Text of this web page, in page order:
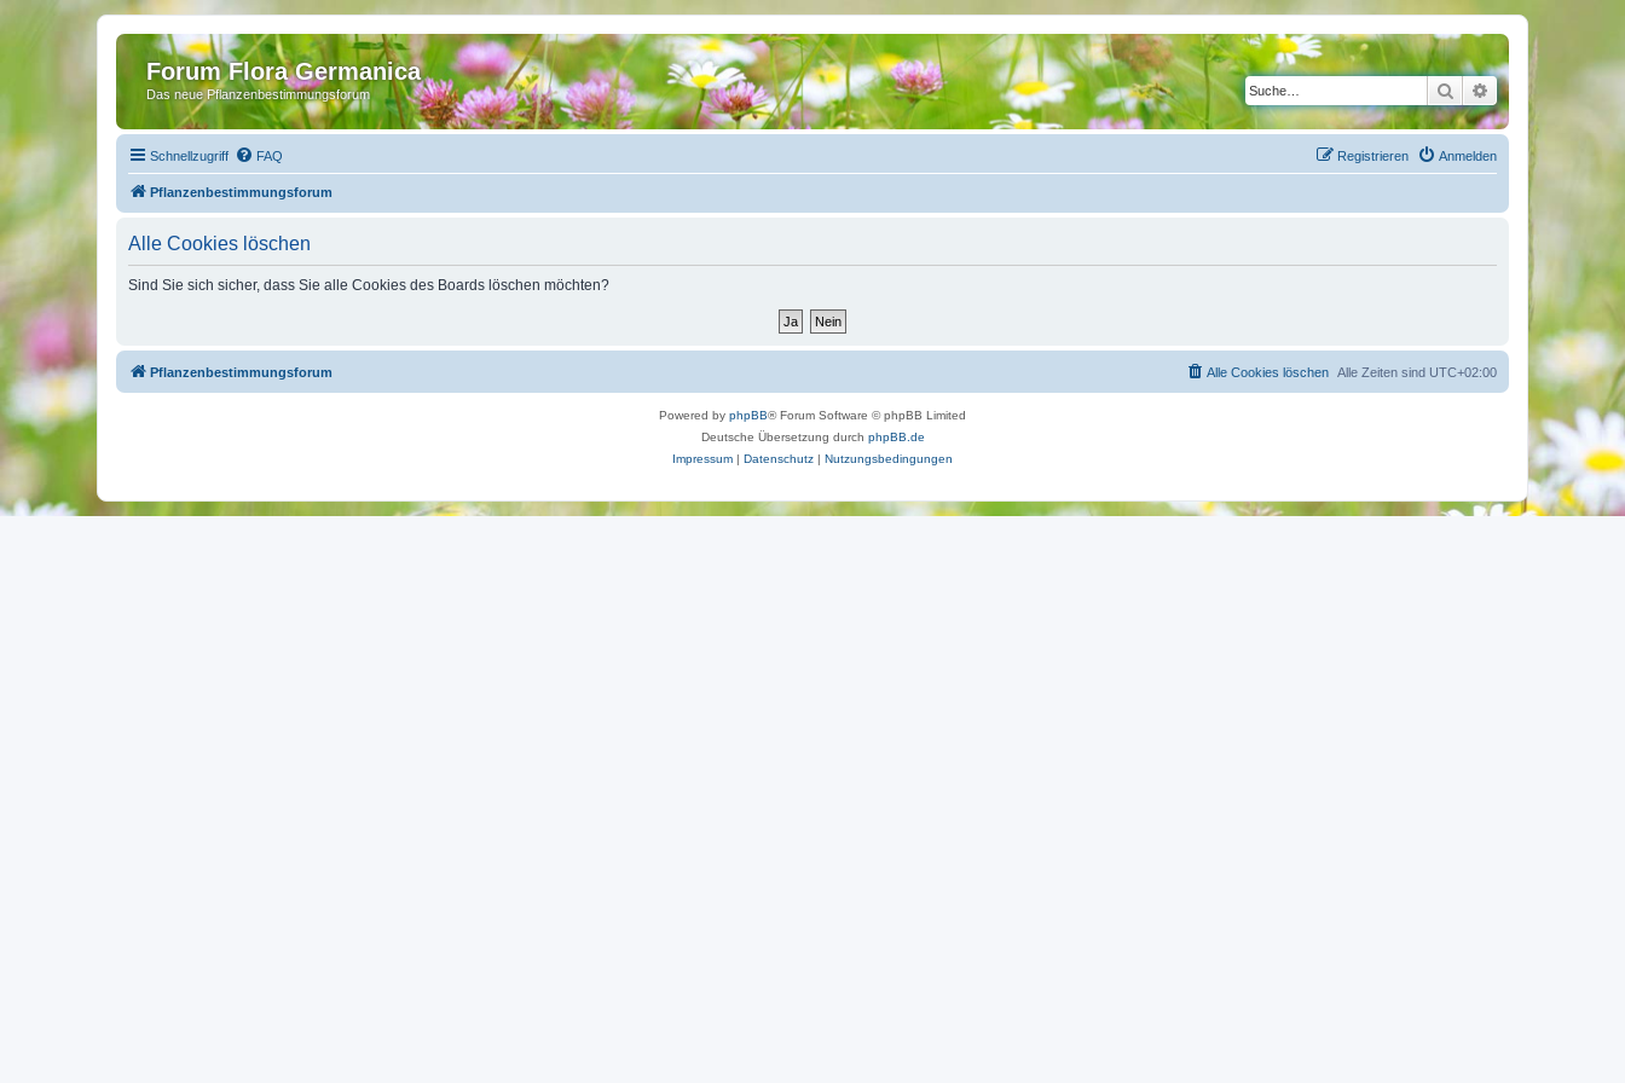
Forum Flora Germanica
Das neue Pflanzenbestimmungsforum SucheErweiterte Suche
Schnellzugriff FAQ Anmelden
Registrieren
Pflanzenbestimmungsforum
Alle Cookies löschen
Sind Sie sich sicher, dass Sie alle Cookies des Boards löschen möchten?
Pflanzenbestimmungsforum Alle Zeiten sind UTC+02:00
Alle Cookies löschen
Powered by phpBB® Forum Software © phpBB Limited
Deutsche Übersetzung durch phpBB.de
Impressum | Datenschutz | Nutzungsbedingungen